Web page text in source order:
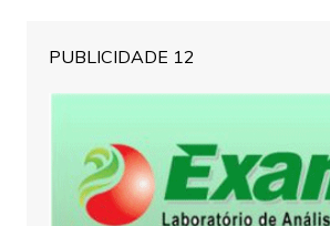
PUBLICIDADE 12